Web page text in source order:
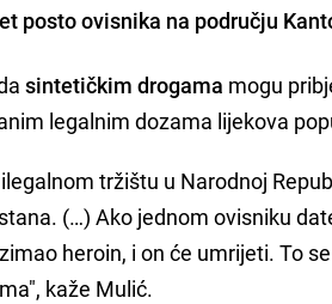
posto ovisnika na području
sintetičkim drogama mogu
legalnim dozama lijekova
tržištu u Narodnoj
(…) Ako jednom ovisniku
heroin, i on će umrijeti. To
kaže Mulić.